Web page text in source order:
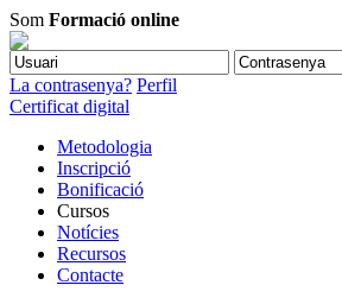
Som Formació online
La contrasenya? Perfil
Certificat digital
Metodologia
Inscripció
Bonificació
Cursos
Notícies
Recursos
Contacte